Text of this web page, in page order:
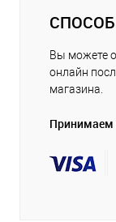
Вы можете
онлайн
магазина.
Принимаем